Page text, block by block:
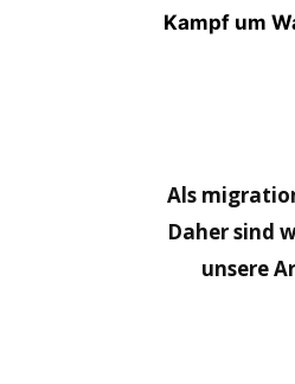
Kampf um
Als
Daher sind
unsere